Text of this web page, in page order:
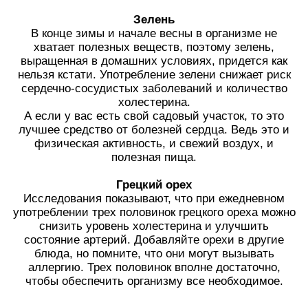
Зелень
В конце зимы и начале весны в организме не
хватает полезных веществ, поэтому зелень,
выращенная в домашних условиях, придется как
нельзя кстати. Употребление зелени снижает риск
сердечно-сосудистых заболеваний и количество
холестерина.
А если у вас есть свой садовый участок, то это
лучшее средство от болезней сердца. Ведь это и
физическая активность, и свежий воздух, и
полезная пища.
Грецкий орех
Исследования показывают, что при ежедневном
употреблении трех половинок грецкого ореха можно
снизить уровень холестерина и улучшить
состояние артерий. Добавляйте орехи в другие
блюда, но помните, что они могут вызывать
аллергию. Трех половинок вполне достаточно,
чтобы обеспечить организму все необходимое.